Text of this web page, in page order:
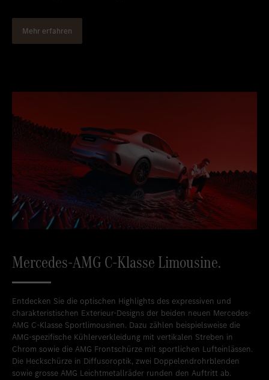
Mehr erfahren
Mercedes-AMG C-Klasse Limousine.
Entdecken Sie die optischen Highlights des expressiven und
charakteristischen Exterieur-Designs der beiden neuen Mercedes-
AMG C-Klasse Sportlimousinen. Dazu zählen beispielsweise die
AMG-spezifische Kühlerverkleidung mit vertikalen Streben in
Chrom sowie die AMG Frontschürze mit sportlichen Lufteinlässen.
Die Heckschürze in Diffusoroptik, zwei Doppelendrohrblenden
sowie grosse AMG Leichtmetallräder runden den Auftritt ab.